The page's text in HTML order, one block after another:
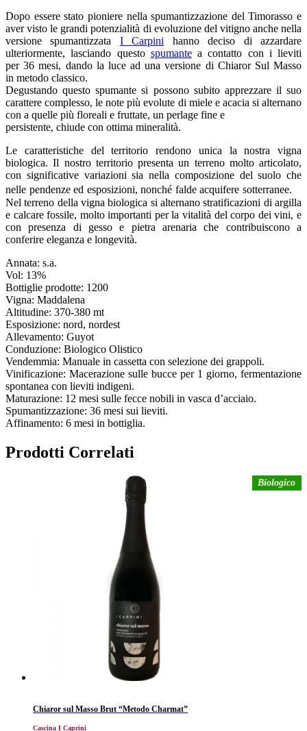
Dopo essere stato pioniere nella spumantizzazione del Timorasso e
aver visto le grandi potenzialità di evoluzione del vitigno anche nella
versione spumantizzata I Carpini hanno deciso di azzardare
ulteriormente, lasciando questo spumantea contatto con i lieviti
per 36 mesi, dando la luce ad una versione di Chiaror Sul Masso
in metodo classico.
Degustando questo spumante si possono subito apprezzare il suo
carattere complesso, le note più evolute di miele e acacia si alternano
con a quelle più floreali e fruttate, un perlage fine e
persistente, chiude con ottima mineralità.
Le caratteristiche del territorio rendono unica la nostra vigna
biologica. Il nostro territorio presenta un terreno molto articolato,
con significative variazioni sia nella composizione del suolo che
nelle pendenze ed esposizioni, nonché falde acquifere sotterranee.
Nel terreno della vigna biologica si alternano stratificazioni di argilla
e calcare fossile, molto importanti per la vitalità del corpo dei vini, e
con presenza di gesso e pietra arenaria che contribuiscono a
conferire eleganza e longevità.
Annata: s.a.
Vol: 13%
Bottiglie prodotte: 1200
Vigna: Maddalena
Altitudine: 370-380 mt
Esposizione: nord, nordest
Allevamento: Guyot
Conduzione: Biologico Olistico
Vendemmia: Manuale in cassetta con selezione dei grappoli.
Vinificazione: Macerazione sulle bucce per 1 giorno, fermentazione
spontanea con lieviti indigeni.
Maturazione: 12 mesi sulle fecce nobili in vasca d’acciaio.
Spumantizzazione: 36 mesi sui lieviti.
Affinamento: 6 mesi in bottiglia.
Prodotti Correlati
Biologico
Chiaror sul Masso Brut “Metodo Charmat”
Cascina I Caprini